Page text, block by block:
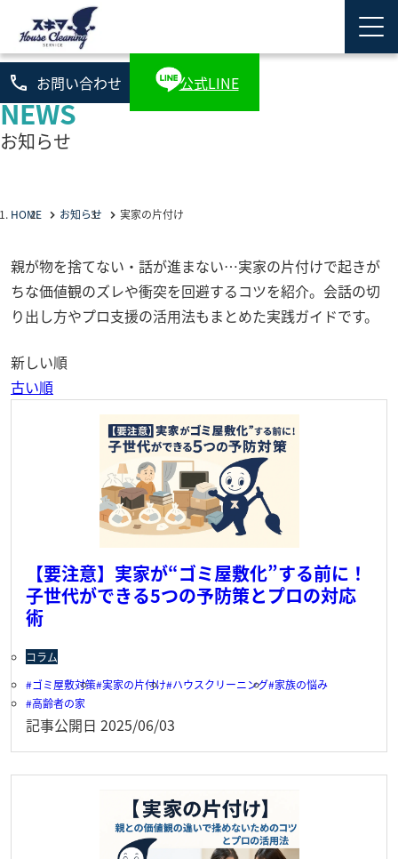
NEWS
お知らせ
HOME お知らせ 実家の片付け
親が物を捨てない・話が進まない…実家の片付けで起きが
ちな価値観のズレや衝突を回避するコツを紹介。会話の切
り出し方やプロ支援の活用法もまとめた実践ガイドです。
新しい順
古い順
【要注意】実家が“ゴミ屋敷化”する前に！
子世代ができる5つの予防策とプロの対応
術
コラム
ゴミ屋敷対策 実家の片付け ハウスクリーニング 家族の悩み
高齢者の家
記事公開日 2025/06/03
phone お問い合わせ 公式LINE